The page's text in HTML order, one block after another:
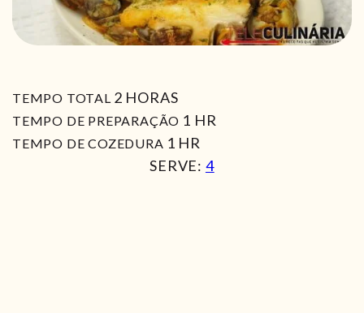
TEMPO TOTAL 2HORAS
HORAS
TEMPO DE PREPARAÇÃO 1 HORA
HR
TEMPO DE COZEDURA 1 HORA
HR
SERVE: 4